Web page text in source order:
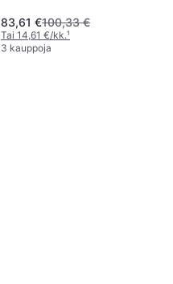
83,61 €100,33 €
Tai 14,61 €/kk.¹
3 kauppoja